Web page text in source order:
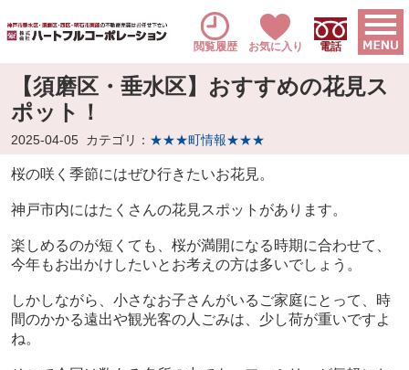
閲覧履歴 お気に入り 電話
【須磨区・垂水区】おすすめの花見ス
ポット！
2025-04-05 カテゴリ： ★★★町情報★★★
桜の咲く季節にはぜひ行きたいお花見。
神戸市内にはたくさんの花見スポットがあります。
楽しめるのが短くても、桜が満開になる時期に合わせて、
今年もお出かけしたいとお考えの方は多いでしょう。
しかしながら、小さなお子さんがいるご家庭にとって、時
間のかかる遠出や観光客の人ごみは、少し荷が重いですよ
ね。